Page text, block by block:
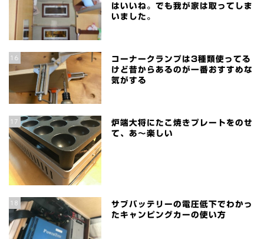
はいいね。でも我が家は取ってしま
いました。
16
コーナークランプは3種類使ってる
けど昔からあるのが一番おすすめな
気がする
17
炉端大将にたこ焼きプレートをのせ
て、あ～楽しい
18
サブバッテリーの電圧低下でわかっ
たキャンピングカーの使い方